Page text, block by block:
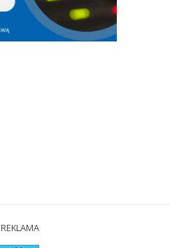
REKLAMA